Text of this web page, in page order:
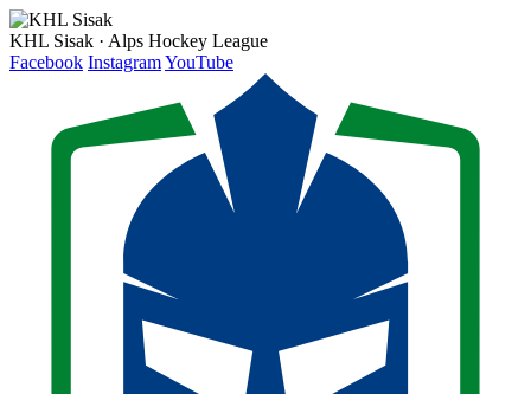
KHL Sisak · Alps Hockey League
Facebook InstagramYouTube